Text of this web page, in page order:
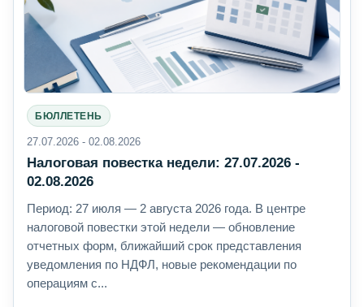
БЮЛЛЕТЕНЬ
27.07.2026 - 02.08.2026
Налоговая повестка недели: 27.07.2026 -
02.08.2026
Период: 27 июля — 2 августа 2026 года. В центре
налоговой повестки этой недели — обновление
отчетных форм, ближайший срок представления
уведомления по НДФЛ, новые рекомендации по
операциям с...